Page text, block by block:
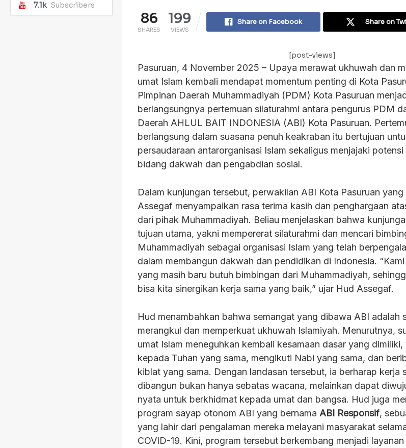
7.1k Subscribers
86
SHARES
199
VIEWS
Share on Facebook Share on
[post-views]
Pasuruan, 4 November 2025 – Upaya merawat ukhuwah dan
umat Islam kembali mendapat momentum penting di Kota
Pimpinan Daerah Muhammadiyah (PDM) Kota Pasuruan
berlangsungnya pertemuan silaturahmi antara pengurus PDM
Daerah AHLUL BAIT INDONESIA (ABI) Kota Pasuruan.
berlangsung dalam suasana penuh keakraban itu bertujuan
persaudaraan antarorganisasi Islam sekaligus menjajaki
bidang dakwah dan pengabdian sosial.
Dalam kunjungan tersebut, perwakilan ABI Kota Pasuruan
Assegaf menyampaikan rasa terima kasih dan penghargaan
dari pihak Muhammadiyah. Beliau menjelaskan bahwa
tujuan utama, yakni mempererat silaturahmi dan mencari
Muhammadiyah sebagai organisasi Islam yang telah
dalam membangun dakwah dan pendidikan di Indonesia.
yang masih baru butuh bimbingan dari Muhammadiyah,
bisa kita sinergikan kerja sama yang baik,” ujar Hud Assegaf.
Hud menambahkan bahwa semangat yang dibawa ABI adalah
merangkul dan memperkuat ukhuwah Islamiyah. Menurutnya,
umat Islam meneguhkan kembali kesamaan dasar yang
kepada Tuhan yang sama, mengikuti Nabi yang sama, dan
kiblat yang sama. Dengan landasan tersebut, ia berharap kerja
dibangun bukan hanya sebatas wacana, melainkan dapat
nyata untuk berkhidmat kepada umat dan bangsa. Hud juga
program sayap otonom ABI yang bernama ABI Responsif,
yang lahir dari pengalaman mereka melayani masyarakat
COVID-19. Kini, program tersebut berkembang menjadi